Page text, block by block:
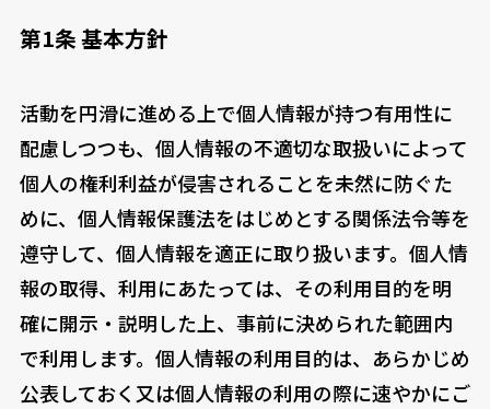
第1条 基本方針
活動を円滑に進める上で個人情報が持つ有用性に
配慮しつつも、個人情報の不適切な取扱いによって
個人の権利利益が侵害されることを未然に防ぐた
めに、個人情報保護法をはじめとする関係法令等を
遵守して、個人情報を適正に取り扱います。個人情
報の取得、利用にあたっては、その利用目的を明
確に開示・説明した上、事前に決められた範囲内
で利用します。個人情報の利用目的は、あらかじめ
公表しておく又は個人情報の利用の際に速やかにご